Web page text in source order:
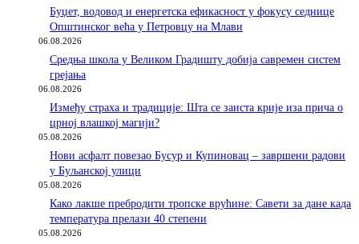
Буџет, водовод и енергетска ефикасност у фокусу седнице
Општинског већа у Петровцу на Млави
06.08.2026
Средња школа у Великом Градишту добија савремен систем
грејања
06.08.2026
Између страха и традиције: Шта се заиста крије иза прича о
црној влашкој магији?
05.08.2026
Нови асфалт повезао Бусур и Купиновац – завршени радови
у Буљанској улици
05.08.2026
Како лакше пребродити тропске врућине: Савети за дане када
температура прелази 40 степени
05.08.2026